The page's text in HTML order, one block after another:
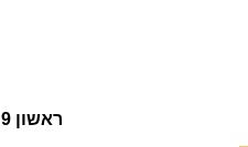
ראשון 9 אוגוסט